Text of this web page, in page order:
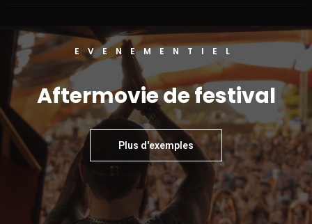
EVENEMENTIEL
Aftermovie de festival
Plus d'exemples